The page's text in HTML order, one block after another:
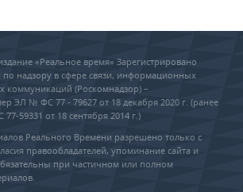
«Реальное время» Зарегистрировано
надзору в сфере связи, информационных
коммуникаций (Роскомнадзор) –
ЭЛ № ФС 77 - 79627 от 18 декабря 2020 г. (ранее
59331 от 18 сентября 2014 г.)
Реального Времени разрешено только с
правообладателей, упоминание сайта и
при частичном или полном